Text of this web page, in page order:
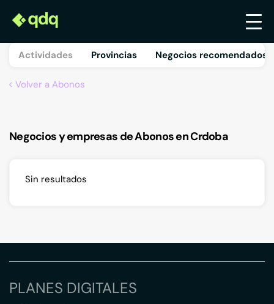
Actividades Provincias Negocios recomendados
Volver a Abonos
Negocios y empresas de Abonos en Crdoba
Sin resultados
PLANES DIGITALES